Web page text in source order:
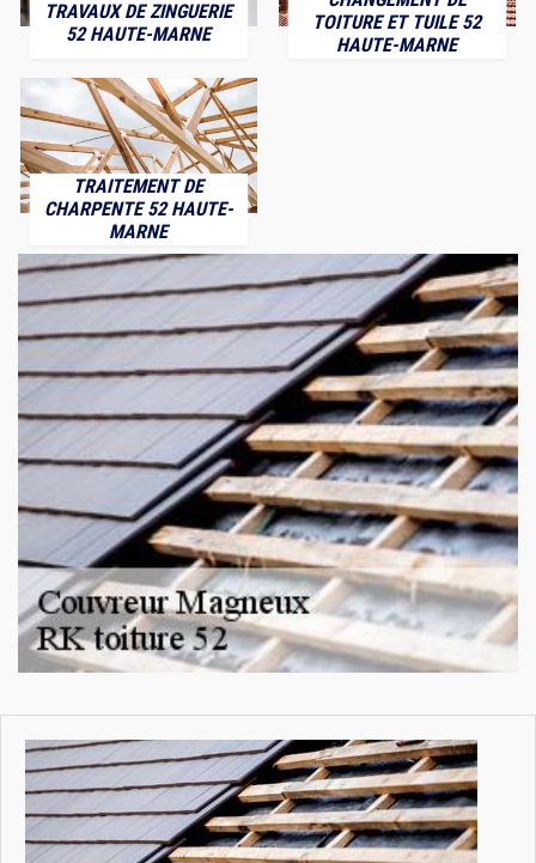
TRAVAUX DE ZINGUERIE
52 HAUTE-MARNE
TOITURE ET TUILE 52
HAUTE-MARNE
TRAITEMENT DE
CHARPENTE 52 HAUTE-
MARNE